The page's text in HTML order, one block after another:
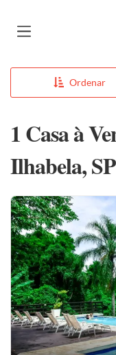
Ordenar
1 Casa à
Ilhabela, SP